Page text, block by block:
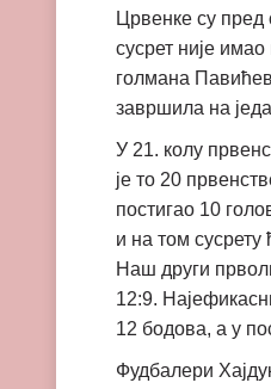
Црвенке су пред
сусрет није
голмана
завршила на
У 21. колу
је то 20
постигао 10
и на том
Наш други
12:9.
12 бодова, а у
Фудбалери